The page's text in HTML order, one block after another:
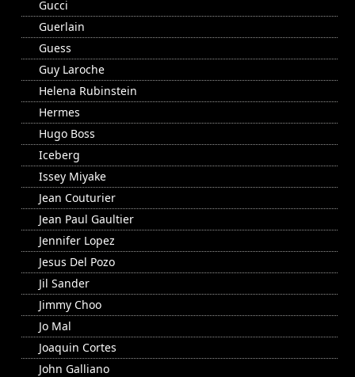
Gucci
Guerlain
Guess
Guy Laroche
Helena Rubinstein
Hermes
Hugo Boss
Iceberg
Issey Miyake
Jean Couturier
Jean Paul Gaultier
Jennifer Lopez
Jesus Del Pozo
Jil Sander
Jimmy Choo
Jo Mal
Joaquin Cortes
John Galliano